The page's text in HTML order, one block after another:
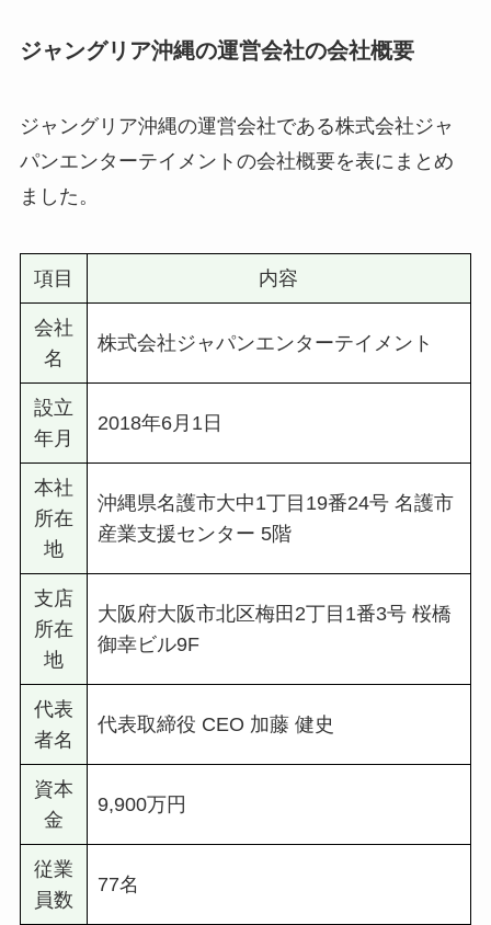
ジャングリア沖縄の運営会社の会社概要
ジャングリア沖縄の運営会社である株式会社ジャ
パンエンターテイメントの会社概要を表にまとめ
ました。
項目 内容
会社
名
株式会社ジャパンエンターテイメント
設立
年月
2018年6月1日
本社
所在
地
沖縄県名護市大中1丁目19番24号 名護市
産業支援センター 5階
支店
所在
地
大阪府大阪市北区梅田2丁目1番3号 桜橋
御幸ビル9F
代表
者名
代表取締役 CEO 加藤 健史
資本
金
9,900万円
従業
員数
77名